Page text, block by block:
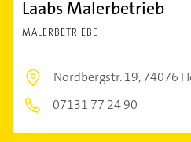
Laabs Malerbetrieb
MALERBETRIEBE
Nordbergstr. 19,74076
07131 77 24 90